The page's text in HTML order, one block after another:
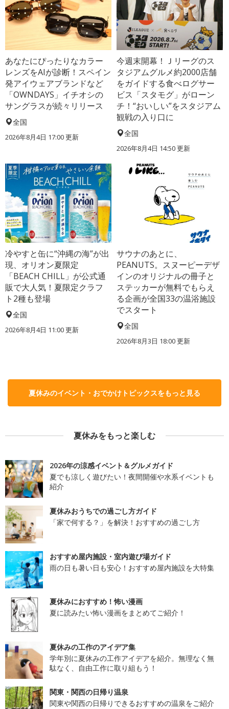
あなたにぴったりなカラー
レンズをAIが診断！スペイン
発アイウェアブランドなど
「OWNDAYS」イチオシの
サングラスが続々リリース
全国
2026年8月4日 17:00更新
今週末開幕！Ｊリーグのス
タジアムグルメ約2000店舗
をガイドする食べログサー
ビス「スタモグ」がローン
チ！“おいしい”をスタジアム
観戦の入り口に
全国
2026年8月4日 14:50更新
冷やすと缶に“沖縄の海”が出
現、オリオン夏限定
「BEACH CHILL」が公式通
販で大人気！夏限定クラフ
ト2種も登場
全国
2026年8月4日 11:00更新
サウナのあとに、
PEANUTS。スヌーピーデザ
インのオリジナルの冊子と
ステッカーが無料でもらえ
る企画が全国33の温浴施設
でスタート
全国
2026年8月3日 18:00更新
夏休みのイベント・おでかけトピックスをもっと見る
夏休みをもっと楽しむ
2026年の涼感イベント＆グルメガイド
夏でも涼しく遊びたい！夜間開催や水系イベントも
紹介
夏休みおうちでの過ごし方ガイド
「家で何する？」を解決！おすすめの過ごし方
おすすめ屋内施設・室内遊び場ガイド
雨の日も暑い日も安心！おすすめ屋内施設を大特集
夏休みにおすすめ！怖い漫画
夏に読みたい怖い漫画をまとめてご紹介！
夏休みの工作のアイデア集
学年別に夏休みの工作アイデアを紹介。無理なく無
駄なく、自由工作に取り組もう！
関東・関西の日帰り温泉
関東や関西の日帰りできるおすすめの温泉をご紹介